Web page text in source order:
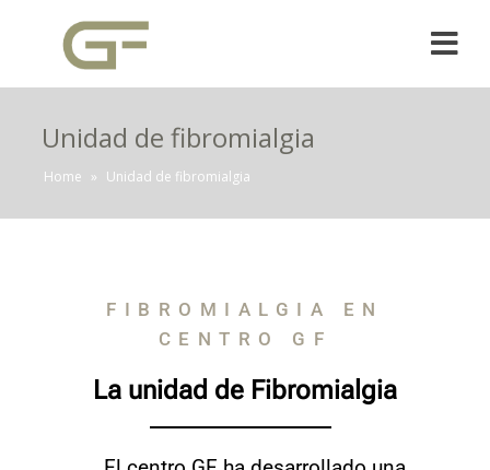
Unidad de fibromialgia
Home » Unidad de fibromialgia
FIBROMIALGIA EN
CENTRO GF
La unidad de Fibromialgia